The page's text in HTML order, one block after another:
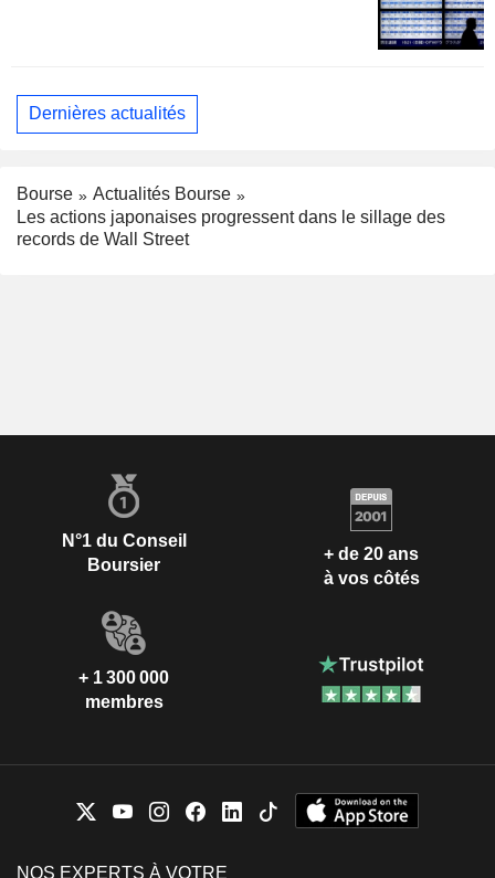
Dernières actualités
Bourse
Actualités Bourse
Les actions japonaises progressent dans le sillage des
records de Wall Street
N°1 du Conseil
Boursier
+ de 20 ans
à vos côtés
+ 1 300 000
membres
NOS EXPERTS À VOTRE